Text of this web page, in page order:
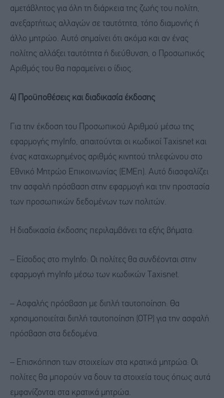
αμετάβλητος για όλη τη διάρκεια της ζωής του πολίτη,
ανεξαρτήτως αλλαγών σε ταυτότητα, τόπο διαμονής ή
άλλο μητρώο. Αυτό σημαίνει ότι ακόμα και αν ένας
πολίτης αλλάξει ταυτότητα ή διεύθυνση, ο Προσωπικός
Αριθμός του θα παραμείνει ο ίδιος.
4) Προϋποθέσεις και διαδικασία έκδοσης
Για την έκδοση του Προσωπικού Αριθμού μέσω της
εφαρμογής myInfo, απαιτούνται οι κωδικοί Taxisnet και
ένας καταχωρημένος αριθμός κινητού τηλεφώνου στο
Εθνικό Μητρώο Επικοινωνίας (ΕΜΕπ). Αυτό διασφαλίζει
την ασφαλή πρόσβαση στην εφαρμογή και την προστασία
των προσωπικών δεδομένων των πολιτών.
Η διαδικασία έκδοσης περιλαμβάνει τα εξής βήματα:
– Είσοδος στο myInfo: Οι πολίτες θα συνδέονται στην
εφαρμογή myInfo μέσω των κωδικών Taxisnet.
– Ασφαλής πρόσβαση με διπλή ταυτοποίηση: Θα
χρησιμοποιείται διπλή ταυτοποίηση (OTP) για την ασφαλή
πρόσβαση στα δεδομένα.
– Επισκόπηση των στοιχείων στα κρατικά μητρώα: Οι
πολίτες θα μπορούν να δουν τα στοιχεία τους όπως αυτά
εμφανίζονται στα κρατικά μητρώα.